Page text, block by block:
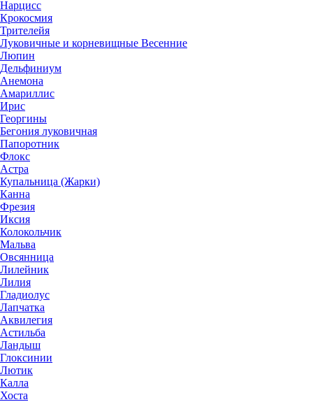
Нарцисс
Крокосмия
Трителейя
Луковичные и корневищные Весенние
Люпин
Дельфиниум
Анемона
Амариллис
Ирис
Георгины
Бегония луковичная
Папоротник
Флокс
Астра
Купальница (Жарки)
Канна
Фрезия
Иксия
Колокольчик
Мальва
Овсянница
Лилейник
Лилия
Гладиолус
Лапчатка
Аквилегия
Астильба
Ландыш
Глоксинии
Лютик
Калла
Хоста